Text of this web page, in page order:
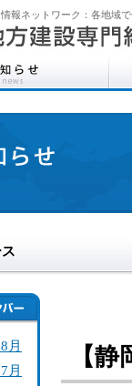
報ネットワーク：各地域
月
月
【